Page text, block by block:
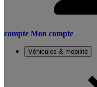
compte Mon compte
Véhicules & mobilité